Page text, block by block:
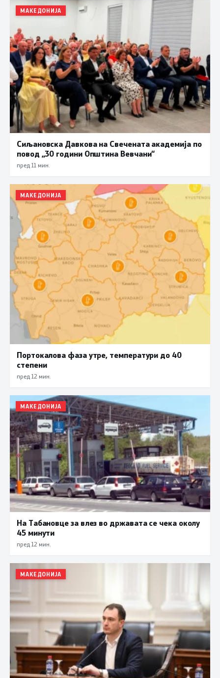
МАКЕДОНИЈА
Сиљановска Давкова на Свечената академија по
повод „30 години Општина Вевчани“
пред 11 мин.
МАКЕДОНИЈА
Портокалова фаза утре, температури до 40
степени
пред 12 мин.
МАКЕДОНИЈА
На Табановце за влез во државата се чека околу
45 минути
пред 12 мин.
МАКЕДОНИЈА